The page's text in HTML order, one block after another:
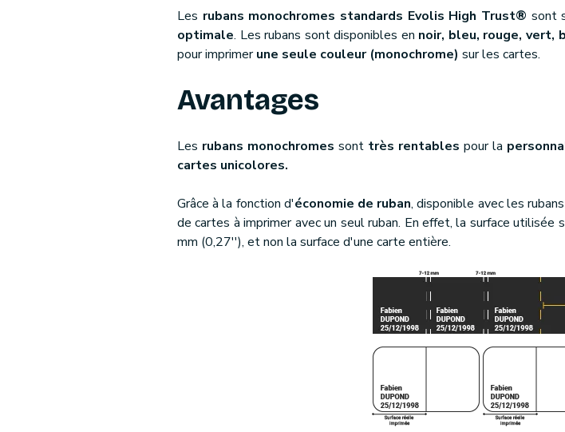
Les rubans monochromes standards Evolis High Trust® sont
optimale. Les rubans sont disponibles en noir, bleu, rouge,
pour imprimerune seule couleur (monochrome) sur les cartes.
Avantages
Les rubans monochromes sont très rentables pour la
cartes unicolores.
Grâce à la fonction d'économie de ruban, disponible avec les
de cartes à imprimer avec un seul ruban. En effet, la surface
mm (0,27''), et non la surface d'une carte entière.